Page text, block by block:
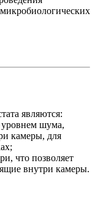
являются:
уровнем шума,
камеры, для
что позволяет
внутри камеры.